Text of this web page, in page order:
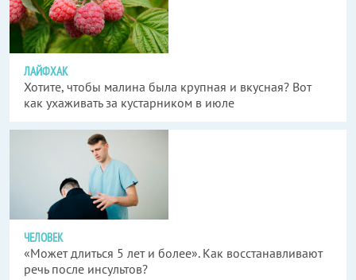
ЛАЙФХАК
Хотите, чтобы малина была крупная и вкусная? Вот
как ухаживать за кустарником в июле
ЧЕЛОВЕК
«Может длиться 5 лет и более». Как восстанавливают
речь после инсультов?